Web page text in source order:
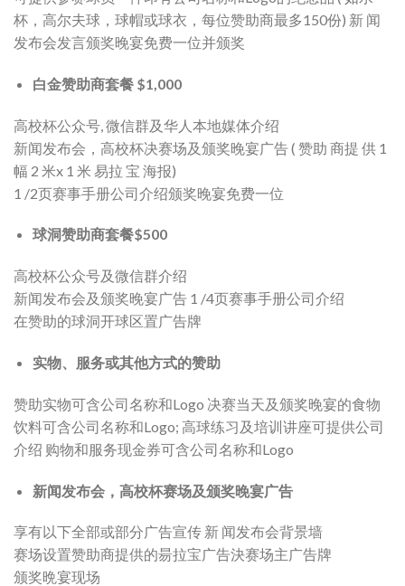
杯，高尔夫球，球帽或球衣，每位赞助商最多150份) 新 闻
发布会发言颁奖晚宴免费一位并颁奖
白金赞助商套餐 $1,000
高校杯公众号, 微信群及华人本地媒体介绍
新闻发布会，高校杯决赛场及颁奖晚宴广告 ( 赞助 商提 供 1
幅 2 米x 1 米 易拉 宝 海报)
1 /2页赛事手册公司介绍颁奖晚宴免费一位
球洞赞助商套餐$500
高校杯公众号及微信群介绍
新闻发布会及颁奖晚宴广告 1 /4页赛事手册公司介绍
在赞助的球洞开球区置广告牌
实物、服务或其他方式的赞助
赞助实物可含公司名称和Logo 决赛当天及颁奖晚宴的食物
饮料可含公司名称和Logo; 高球练习及培训讲座可提供公司
介绍 购物和服务现金券可含公司名称和Logo
新闻发布会，高校杯赛场及颁奖晚宴广告
享有以下全部或部分广告宣传 新 闻发布会背景墙
赛场设置赞助商提供的昜拉宝广告決赛场主广告牌
颁奖晩宴现场